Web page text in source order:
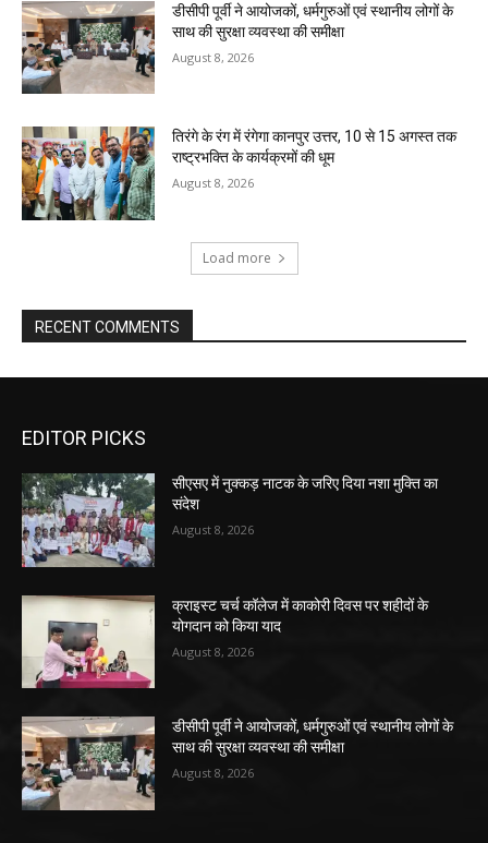
डीसीपी पूर्वी ने आयोजकों, धर्मगुरुओं एवं स्थानीय लोगों के
साथ की सुरक्षा व्यवस्था की समीक्षा
August 8, 2026
तिरंगे के रंग में रंगेगा कानपुर उत्तर, 10 से 15 अगस्त तक
राष्ट्रभक्ति के कार्यक्रमों की धूम
August 8, 2026
Load more
RECENT COMMENTS
EDITOR PICKS
सीएसए में नुक्कड़ नाटक के जरिए दिया नशा मुक्ति का
संदेश
August 8, 2026
क्राइस्ट चर्च कॉलेज में काकोरी दिवस पर शहीदों के
योगदान को किया याद
August 8, 2026
डीसीपी पूर्वी ने आयोजकों, धर्मगुरुओं एवं स्थानीय लोगों के
साथ की सुरक्षा व्यवस्था की समीक्षा
August 8, 2026